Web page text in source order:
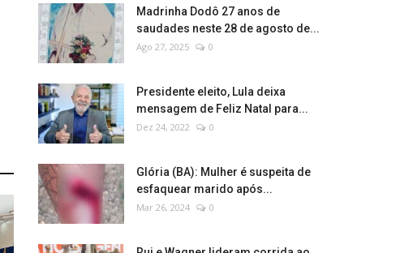
Madrinha Dodô 27 anos de
saudades neste 28 de agosto de...
Ago 27, 2025 0
Presidente eleito, Lula deixa
mensagem de Feliz Natal para...
Dez 24, 2022 0
Glória (BA): Mulher é suspeita de
esfaquear marido após...
Mar 26, 2024 0